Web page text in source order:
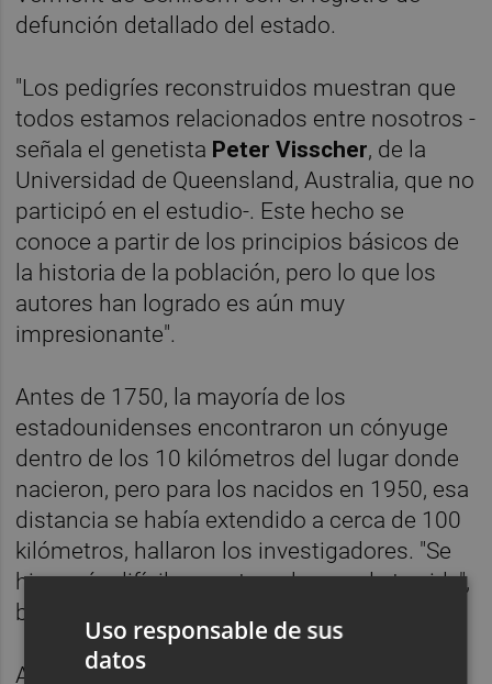
defunción detallado del estado.
"Los pedigríes reconstruidos muestran que
todos estamos relacionados entre nosotros -
señala el genetista Peter Visscher, de la
Universidad de Queensland, Australia, que no
participó en el estudio-. Este hecho se
conoce a partir de los principios básicos de
la historia de la población, pero lo que los
autores han logrado es aún muy
impresionante".
Antes de 1750, la mayoría de los
estadounidenses encontraron un cónyuge
dentro de los 10 kilómetros del lugar donde
nacieron, pero para los nacidos en 1950, esa
distancia se había extendido a cerca de 100
kilómetros, hallaron los investigadores. "Se
hizo más difícil encontrar el amor de tu vida",
bromea Erlich.
Antes de 1850, casarse dentro de la familia
Uso responsable de sus
datos